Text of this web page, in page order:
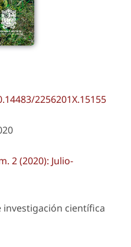
2256201X.15155
2 (2020): Julio-
investigación científica